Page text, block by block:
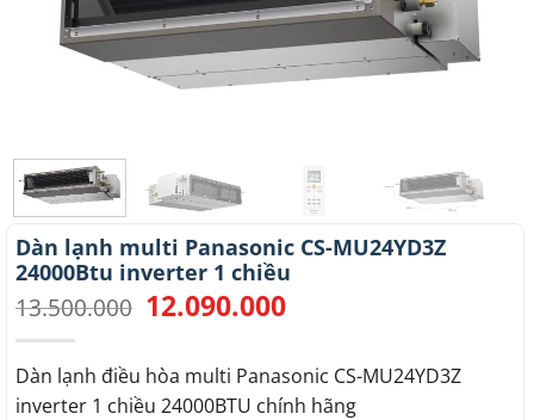
Dàn lạnh multi Panasonic CS-MU24YD3Z
24000Btu inverter 1 chiều
13.500.000 Giá
gốc
13.500.000.
12.090.000Giá
là:
12.090.000.
Dàn lạnh điều hòa multi Panasonic CS-MU24YD3Z
inverter 1 chiều 24000BTU chính hãng